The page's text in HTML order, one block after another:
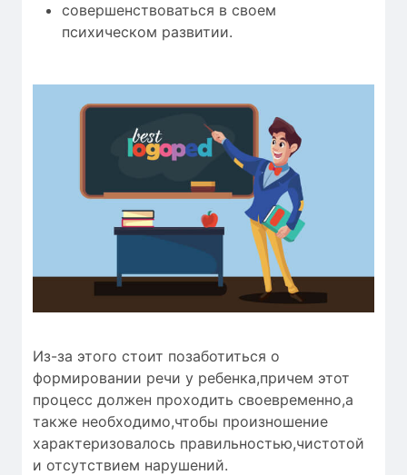
совершенствоваться в своем
психическом развитии.
Из-за этого стоит позаботиться о
формировании речи у ребенка,причем этот
процесс должен проходить своевременно,а
также необходимо,чтобы произношение
характеризовалось правильностью,чистотой
и отсутствием нарушений.